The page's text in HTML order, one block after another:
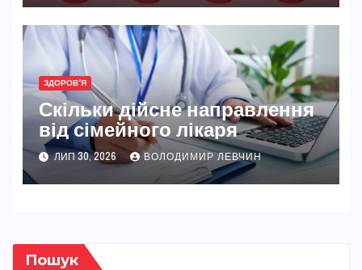
ЗДОРОВ'Я
Скільки дійсне направлення
від сімейного лікаря
ЛИП 30, 2026 ВОЛОДИМИР ЛЕВЧИН
Пошук